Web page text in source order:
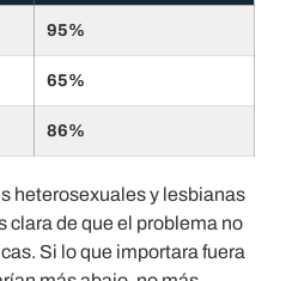
95%
65%
86%
heterosexuales y lesbianas
clara de que el problema no
Si lo que importara fuera